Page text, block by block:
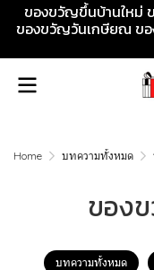
ของขวัญขึ้นบ้านใหม่
ของขวัญวันเกษียณ ข
Home บทความทั้งหมด
ของ
บทความทั้งหมด